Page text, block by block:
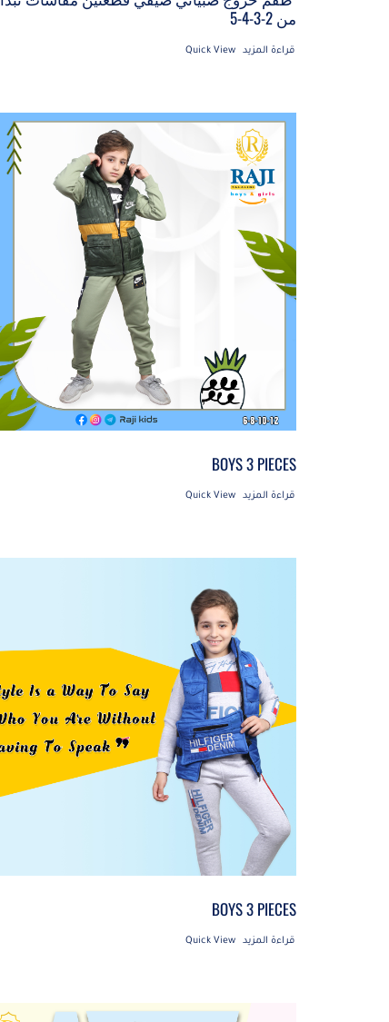
من 2-3-4-5
قراءة المزيد Quick View
BOYS 3 PIECES
قراءة المزيد Quick View
BOYS 3 PIECES
قراءة المزيد Quick View